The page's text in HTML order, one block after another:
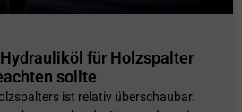
für Holzspalter
sollte
ist relativ überschaubar.